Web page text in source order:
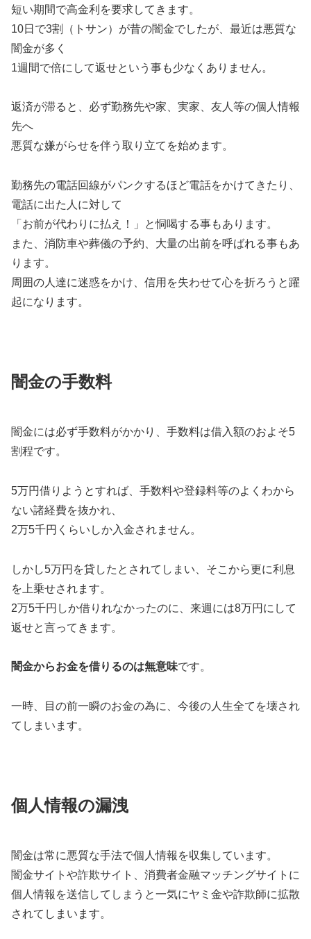
短い期間で高金利を要求してきます。
10日で3割（トサン）が昔の闇金でしたが、最近は悪質な
闇金が多く
1週間で倍にして返せという事も少なくありません。
返済が滞ると、必ず勤務先や家、実家、友人等の個人情報
先へ
悪質な嫌がらせを伴う取り立てを始めます。
勤務先の電話回線がパンクするほど電話をかけてきたり、
電話に出た人に対して
「お前が代わりに払え！」と恫喝する事もあります。
また、消防車や葬儀の予約、大量の出前を呼ばれる事もあ
ります。
周囲の人達に迷惑をかけ、信用を失わせて心を折ろうと躍
起になります。
闇金の手数料
闇金には必ず手数料がかかり、手数料は借入額のおよそ5
割程です。
5万円借りようとすれば、手数料や登録料等のよくわから
ない諸経費を抜かれ、
2万5千円くらいしか入金されません。
しかし5万円を貸したとされてしまい、そこから更に利息
を上乗せされます。
2万5千円しか借りれなかったのに、来週には8万円にして
返せと言ってきます。
闇金からお金を借りるのは無意味です。
一時、目の前一瞬のお金の為に、今後の人生全てを壊され
てしまいます。
個人情報の漏洩
闇金は常に悪質な手法で個人情報を収集しています。
闇金サイトや詐欺サイト、消費者金融マッチングサイトに
個人情報を送信してしまうと一気にヤミ金や詐欺師に拡散
されてしまいます。